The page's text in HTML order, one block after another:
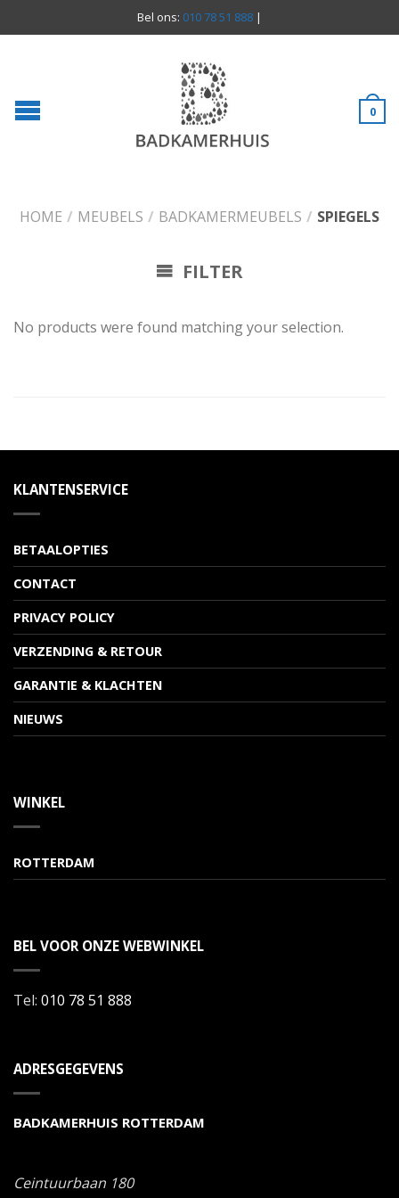
Bel ons: 010 78 51 888 |
0
HOME / MEUBELS / BADKAMERMEUBELS / SPIEGELS
FILTER
No products were found matching your selection.
KLANTENSERVICE
BETAALOPTIES
CONTACT
PRIVACY POLICY
VERZENDING & RETOUR
GARANTIE & KLACHTEN
NIEUWS
WINKEL
ROTTERDAM
BEL VOOR ONZE WEBWINKEL
Tel: 010 78 51 888
ADRESGEGEVENS
BADKAMERHUIS ROTTERDAM
Ceintuurbaan 180